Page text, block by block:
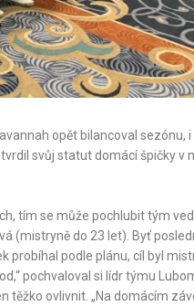
opět bilancoval sezónu,
svůj statut domácí špičky v
tím se může pochlubit tým
(mistryně do 23 let). Byť
podle plánu, cíl byl
pochvaloval si lídr týmu
těžko ovlivnit. „Na domácím